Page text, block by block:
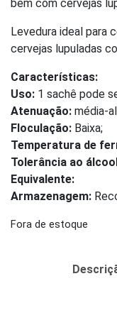
bem com cervejas
Levedura ideal para
cervejas lupuladas
Características:
Uso: 1 sachê pode
Atenuação: média-
Floculação: Baixa;
Temperatura de
Tolerância ao
Equivalente:
Armazenagem:
Fora de estoque